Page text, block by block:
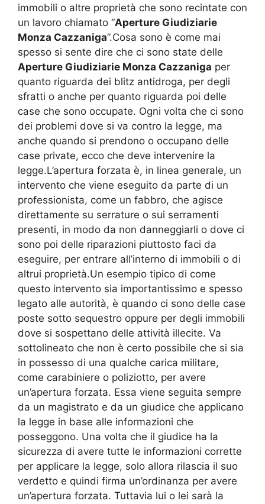
immobili o altre proprietà che sono recintate con
un lavoro chiamato “Aperture Giudiziarie
Monza Cazzaniga”.Cosa sono è come mai
spesso si sente dire che ci sono state delle
Aperture Giudiziarie Monza Cazzaniga per
quanto riguarda dei blitz antidroga, per degli
sfratti o anche per quanto riguarda poi delle
case che sono occupate. Ogni volta che ci sono
dei problemi dove si va contro la legge, ma
anche quando si prendono o occupano delle
case private, ecco che deve intervenire la
legge.L’apertura forzata è, in linea generale, un
intervento che viene eseguito da parte di un
professionista, come un fabbro, che agisce
direttamente su serrature o sui serramenti
presenti, in modo da non danneggiarli o dove ci
sono poi delle riparazioni piuttosto faci da
eseguire, per entrare all’interno di immobili o di
altrui proprietà.Un esempio tipico di come
questo intervento sia importantissimo e spesso
legato alle autorità, è quando ci sono delle case
poste sotto sequestro oppure per degli immobili
dove si sospettano delle attività illecite. Va
sottolineato che non è certo possibile che si sia
in possesso di una qualche carica militare,
come carabiniere o poliziotto, per avere
un’apertura forzata. Essa viene seguita sempre
da un magistrato e da un giudice che applicano
la legge in base alle informazioni che
posseggono. Una volta che il giudice ha la
sicurezza di avere tutte le informazioni corrette
per applicare la legge, solo allora rilascia il suo
verdetto e quindi firma un’ordinanza per avere
un’apertura forzata. Tuttavia lui o lei sarà la